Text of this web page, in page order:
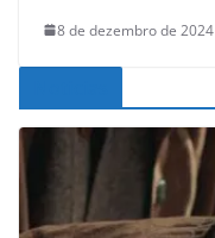
8 de dezembro de 2024